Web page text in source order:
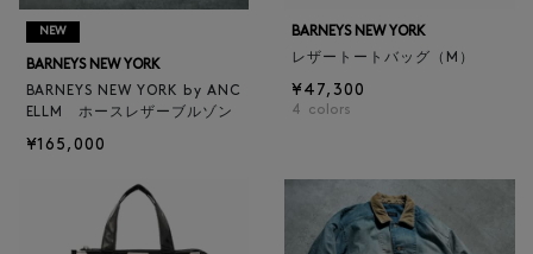
NEW
BARNEYS NEW YORK
BARNEYS NEW YORK by ANC
ELLM ホースレザーブルゾン
¥165,000
BARNEYS NEW YORK
レザートートバッグ（M）
¥47,300
4 colors